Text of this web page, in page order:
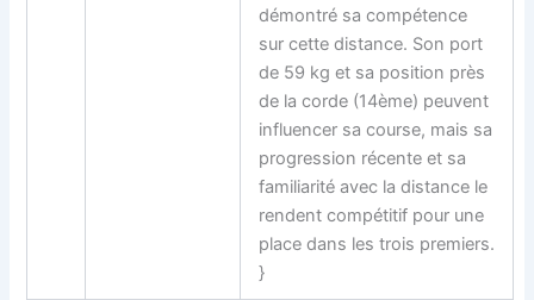
démontré sa compétence
sur cette distance. Son port
de 59 kg et sa position près
de la corde (14ème) peuvent
influencer sa course, mais sa
progression récente et sa
familiarité avec la distance le
rendent compétitif pour une
place dans les trois premiers.
}